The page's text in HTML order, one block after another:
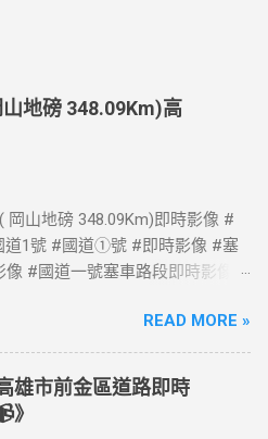
地磅 348.09Km)高
岡山地磅 348.09Km)即時影像 #
道1號 #國道①號 #即時影像 #塞
像 #國道一號塞車路段即時影像 #
路段 #Taiwan #Live #freeway #
影像 #高速公路 即時了解路況，
像資料來源：交通部高速公路局
開放宣告
Publish.aspx?
READ MORE »
雄市前金區道路即時
》